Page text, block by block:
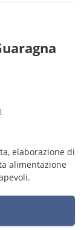
elaborazione di